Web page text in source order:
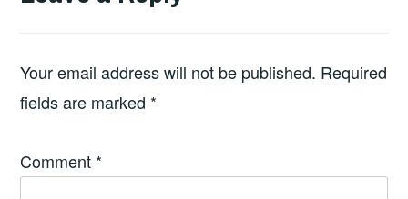
Your email address will not be published. Required
fields are marked *
Comment *